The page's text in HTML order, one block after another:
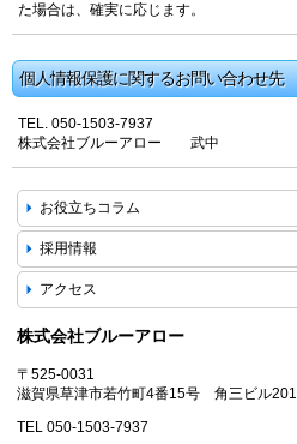
た場合は、確実に応じます。
個人情報保護に関するお問い合わせ先
TEL. 050-1503-7937
株式会社ブルーアロー 武中
お役立ちコラム
採用情報
アクセス
株式会社ブルーアロー
〒525-0031
滋賀県草津市若竹町4番15号 角三ビル201
TEL 050-1503-7937